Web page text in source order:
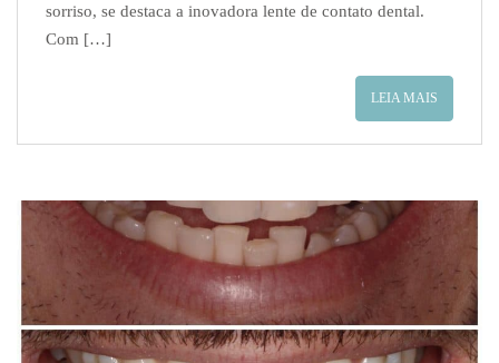
sorriso, se destaca a inovadora lente de contato dental.
Com […]
LEIA MAIS